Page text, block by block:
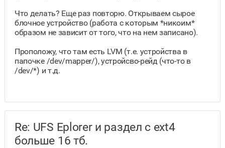
Что делать? Еще раз повторю. Открываем сырое
блочное устройство (работа с которым *никоим*
образом не зависит от того, что на нем записано).
Проположу, что там есть LVM (т.е. устройства в
папочке /dev/mapper/), устройсво-рейд (что-то в
/dev/*) и т.д.
Re: UFS Eplorer и раздел с ext4
больше 16 тб.